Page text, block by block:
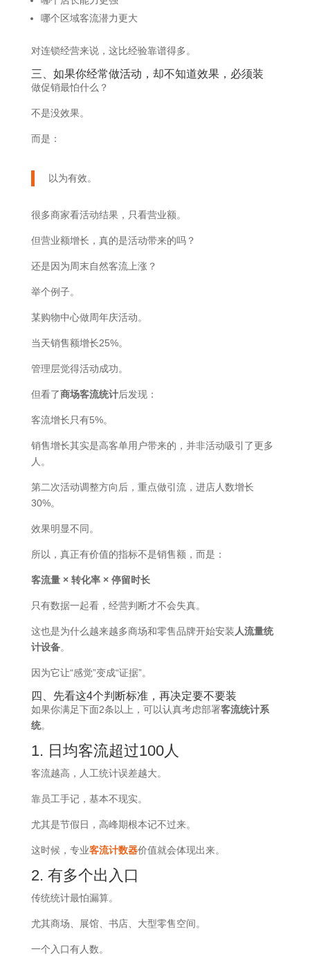
哪个区域客流潜力更大
对连锁经营来说，这比经验靠谱得多。
三、如果你经常做活动，却不知道效果，必须装
做促销最怕什么？
不是没效果。
而是：
以为有效。
很多商家看活动结果，只看营业额。
但营业额增长，真的是活动带来的吗？
还是因为周末自然客流上涨？
举个例子。
某购物中心做周年庆活动。
当天销售额增长25%。
管理层觉得活动成功。
但看了商场客流统计后发现：
客流增长只有5%。
销售增长其实是高客单用户带来的，并非活动吸引了更多
人。
第二次活动调整方向后，重点做引流，进店人数增长
30%。
效果明显不同。
所以，真正有价值的指标不是销售额，而是：
客流量 × 转化率 × 停留时长
只有数据一起看，经营判断才不会失真。
这也是为什么越来越多商场和零售品牌开始安装人流量统
计设备。
因为它让“感觉”变成“证据”。
四、先看这4个判断标准，再决定要不要装
如果你满足下面2条以上，可以认真考虑部署客流统计系
统。
1. 日均客流超过100人
客流越高，人工统计误差越大。
靠员工手记，基本不现实。
尤其是节假日，高峰期根本记不过来。
这时候，专业客流计数器价值就会体现出来。
2. 有多个出入口
传统统计最怕漏算。
尤其商场、展馆、书店、大型零售空间。
一个入口有人数。